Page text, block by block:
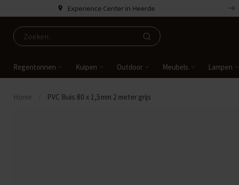
Experience Center in Heerde
Regentonnen Kuipen Outdoor Meubels Lampen
Home PVC Buis 80 x 1,5mm 2 meter grijs